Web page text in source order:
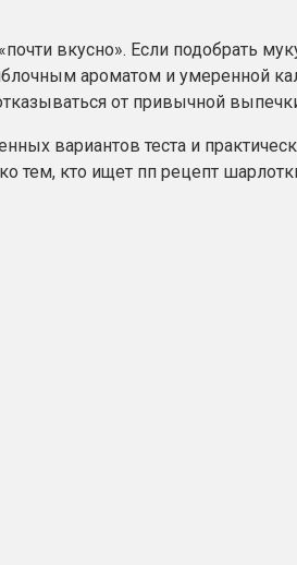
вкусно». Если подобрать
ароматом и умеренной
от привычной
вариантов теста и
кто ищет пп рецепт